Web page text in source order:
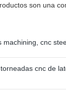
son una
machining cnc
cnc de